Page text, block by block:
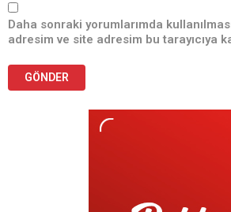
Daha sonraki yorumlarımda
adresim ve site adresim bu tarayıcıya